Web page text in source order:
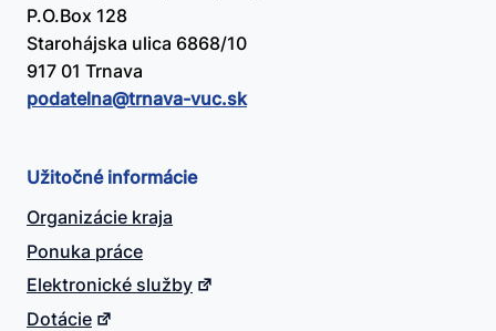
P.O.Box 128
Starohájska ulica 6868/10
917 01 Trnava
podatelna@​trnava-vuc.sk
Užitočné informácie
Organizácie kraja
Ponuka práce
Elektronické služby
Dotácie